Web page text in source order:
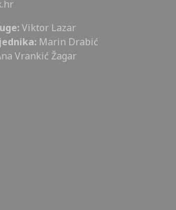
Viktor Lazar
Marin Drabić
Vrankić Žagar